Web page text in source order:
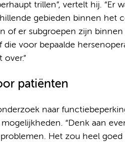
trillen”, vertelt hij. “Er
gebieden binnen het
of er subgroepen zijn
die voor bepaalde
over.”
patiënten
naar
“Denk aan
Het zou heel